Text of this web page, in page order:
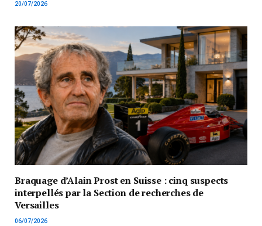
20/07/2026
Braquage d’Alain Prost en Suisse : cinq suspects
interpellés par la Section de recherches de
Versailles
06/07/2026